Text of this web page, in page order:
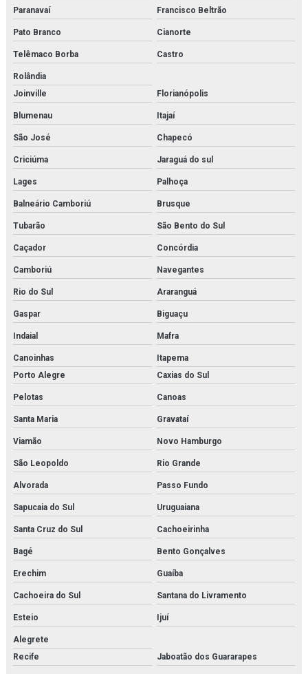
Instalação de trocadores de calor em rio de janeiro
Isolamento térmico tubulação
Isolamento térmico tubulação água quente
Isolamento térmico em tubulações e equipamentos
Isolamento térmico tubulações industriais
Joystick danfoss
Limpeza química de trocador de calor
Manutenção e aferição em válvulas de segurança em rj
Manutenção de bomba de condensado
Manutenção de trocador de calor
Membrana de n2
Membrana de nitrogênio
Minibooster
Montagem de estrutura metálica em rj
Montagem de estruturas metálicas
Montagem de tubulações
Montagens industriais em rio de janeiro
Montagens industriais em rj
Montagens e manutenção industrial
Paranavaí Francisco Beltrão
Pato Branco Cianorte
Telêmaco Borba Castro
Rolândia
Joinville
Florianópolis
Blumenau Itajaí
São José Chapecó
Criciúma Jaraguá do sul
Lages Palhoça
Balneário Camboriú Brusque
Tubarão São Bento do Sul
Caçador Concórdia
Camboriú Navegantes
Rio do Sul Araranguá
Gaspar Biguaçu
Indaial Mafra
Canoinhas
Itapema
Porto Alegre
Caxias do Sul
Pelotas Canoas
Santa Maria Gravataí
Viamão Novo Hamburgo
São Leopoldo Rio Grande
Alvorada Passo Fundo
Sapucaia do Sul Uruguaiana
Santa Cruz do Sul Cachoeirinha
Bagé Bento Gonçalves
Erechim Guaíba
Cachoeira do Sul Santana do Livramento
Esteio Ijuí
Alegrete
Recife
Jaboatão dos Guararapes